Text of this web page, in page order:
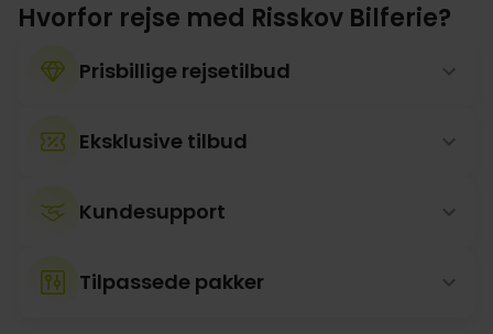
Hvorfor rejse med Risskov Bilferie?
Prisbillige rejsetilbud
Eksklusive tilbud
Kundesupport
Tilpassede pakker